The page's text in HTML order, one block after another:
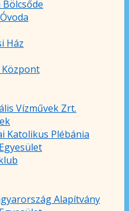
Ház
Központ
Vízművek Zrt.
Katolikus Plébánia
Alapítvány